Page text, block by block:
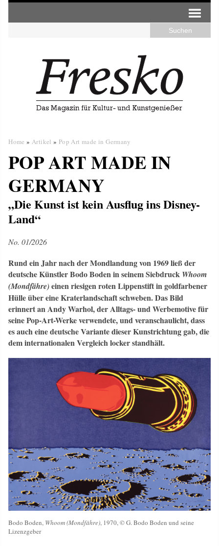
Home » Artikel » Pop Art made in Germany
POP ART MADE IN
GERMANY
„Die Kunst ist kein Ausflug ins Disney-
Land“
No. 01/2026
Rund ein Jahr nach der Mondlandung von 1969 ließ der
deutsche Künstler Bodo Boden in seinem Siebdruck Whoom
(Mondfähre)einen riesigen roten Lippenstift in goldfarbener
Hülle über eine Kraterlandschaft schweben. Das Bild
erinnert an Andy Warhol, der Alltags- und Werbemotive für
seine Pop-Art-Werke verwendete, und veranschaulicht, dass
es auch eine deutsche Variante dieser Kunstrichtung gab, die
dem internationalen Vergleich locker standhält.
Bodo Boden, Whoom (Mondfähre), 1970, © G. Bodo Boden und seine
Lizenzgeber